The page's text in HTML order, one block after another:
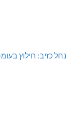
נחל כזיב: חילוץ